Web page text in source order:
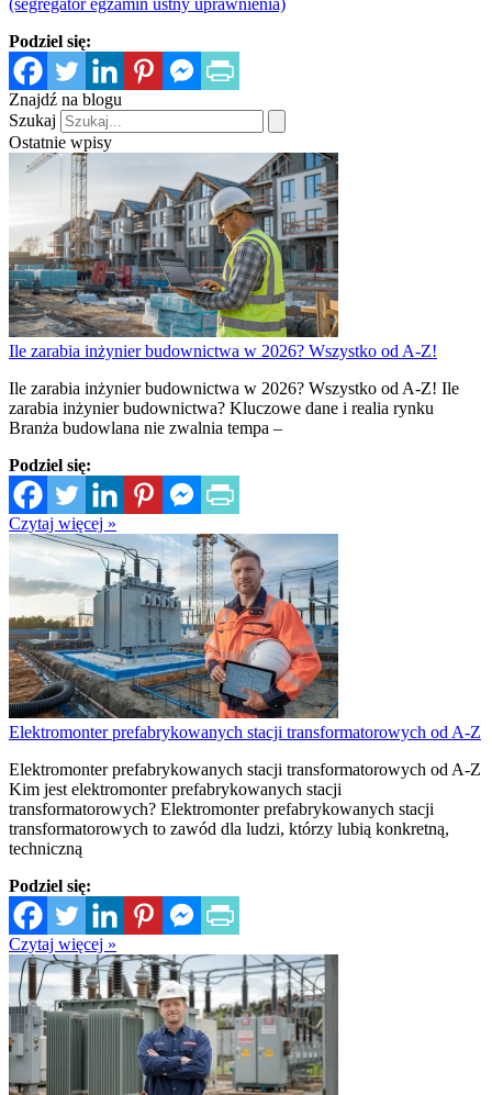
(segregator egzamin ustny uprawnienia)
Podziel się:
Znajdź na blogu
Szukaj
Ostatnie wpisy
Ile zarabia inżynier budownictwa w 2026? Wszystko od A-Z!
Ile zarabia inżynier budownictwa w 2026? Wszystko od A-Z! Ile
zarabia inżynier budownictwa? Kluczowe dane i realia rynku
Branża budowlana nie zwalnia tempa –
Podziel się:
Czytaj więcej »
Elektromonter prefabrykowanych stacji transformatorowych od A-Z
Elektromonter prefabrykowanych stacji transformatorowych od A-Z
Kim jest elektromonter prefabrykowanych stacji
transformatorowych? Elektromonter prefabrykowanych stacji
transformatorowych to zawód dla ludzi, którzy lubią konkretną,
techniczną
Podziel się:
Czytaj więcej »